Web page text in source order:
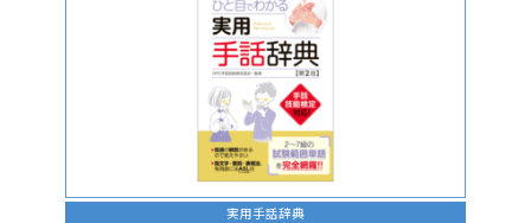
実用手話辞典